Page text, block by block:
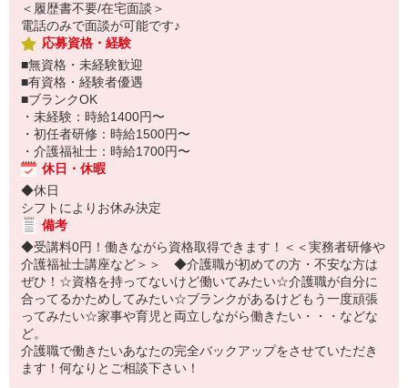
＜履歴書不要/在宅面談＞
電話のみで面談が可能です♪
応募資格・経験
■無資格・未経験歓迎
■有資格・経験者優遇
■ブランクOK
・未経験：時給1400円〜
・初任者研修：時給1500円〜
・介護福祉士：時給1700円〜
休日・休暇
◆休日
シフトによりお休み決定
備考
◆受講料0円！働きながら資格取得できます！＜＜実務者研修や
介護福祉士講座など＞＞ ◆介護職が初めての方・不安な方は
ぜひ！☆資格を持ってないけど働いてみたい☆介護職が自分に
合ってるかためしてみたい☆ブランクがあるけどもう一度頑張
ってみたい☆家事や育児と両立しながら働きたい・・・などな
ど。
介護職で働きたいあなたの完全バックアップをさせていただき
ます！何なりとご相談下さい！